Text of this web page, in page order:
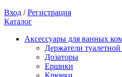
Вход /Регистрация
Каталог
Аксессуары для ванных
Держатели туалетной
Дозаторы
Ершики
Крючки